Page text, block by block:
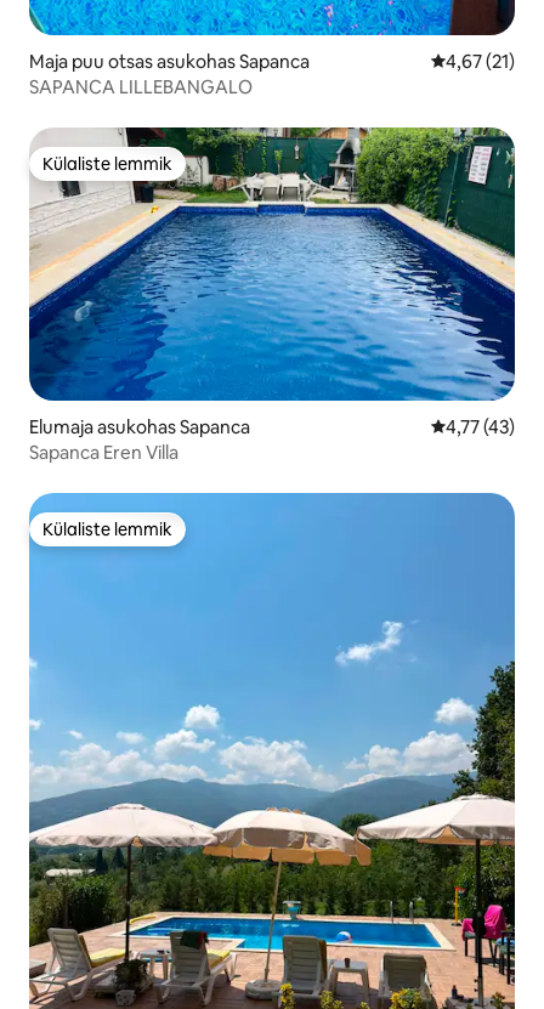
Maja puu otsas asukohas Sapanca Keskmine
4,67 (21)
SAPANCA LILLEBANGALO
Külaliste lemmik
Külaliste lemmik
Elumaja asukohas Sapanca Keskmine
4,77 (43)
Sapanca Eren Villa
Külaliste lemmik
Külaliste lemmik